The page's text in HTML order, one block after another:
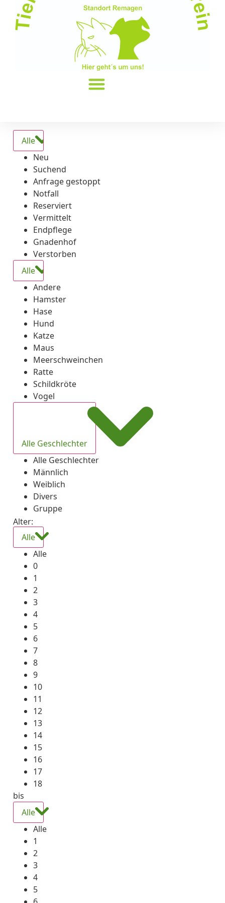
Alle
Neu
Suchend
Anfrage gestoppt
Notfall
Reserviert
Vermittelt
Endpflege
Gnadenhof
Verstorben
Alle
Andere
Hamster
Hase
Hund
Katze
Maus
Meerschweinchen
Ratte
Schildkröte
Vogel
Alle Geschlechter
Alle Geschlechter
Männlich
Weiblich
Divers
Gruppe
Alter:
Alle
Alle
0
1
2
3
4
5
6
7
8
9
10
11
12
13
14
15
16
17
18
bis
Alle
Alle
1
2
3
4
5